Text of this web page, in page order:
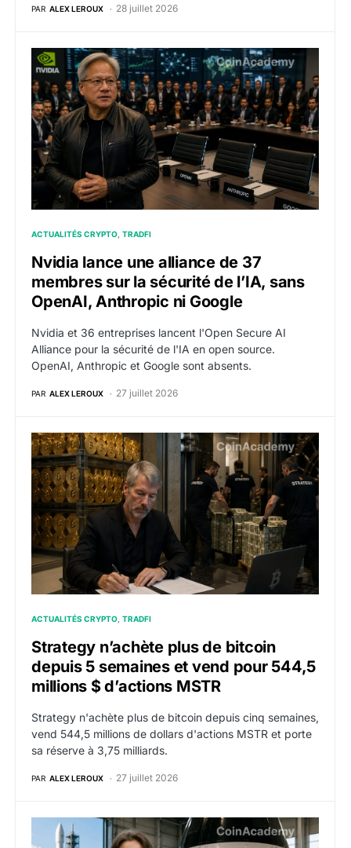
PAR ALEX LEROUX 28 juillet 2026
Nvidia lance une alliance de 37 membres sur la
ACTUALITÉS CRYPTO TRADFI
Nvidia lance une alliance de 37
membres sur la sécurité de l’IA, sans
OpenAI, Anthropic ni Google
Nvidia et 36 entreprises lancent l'Open Secure AI
Alliance pour la sécurité de l'IA en open source.
OpenAI, Anthropic et Google sont absents.
PAR ALEX LEROUX 27 juillet 2026
Strategy n’achète plus de bitcoin depuis 5 semaines
ACTUALITÉS CRYPTO TRADFI
Strategy n’achète plus de bitcoin
depuis 5 semaines et vend pour 544,5
millions $ d’actions MSTR
Strategy n'achète plus de bitcoin depuis cinq semaines,
vend 544,5 millions de dollars d'actions MSTR et porte
sa réserve à 3,75 milliards.
PAR ALEX LEROUX 27 juillet 2026
The Exploration Company négocie 300 millions de